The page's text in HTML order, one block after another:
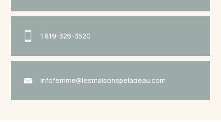
1 819-326-3520
infofemme@lesmaisonspeladeau.com